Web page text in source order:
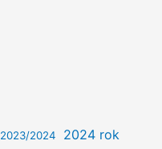
2023/2024 2024 rok